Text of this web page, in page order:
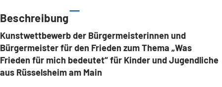
Beschreibung
Kunstwettbewerb der Bürgermeisterinnen und
Bürgermeister für den Frieden zum Thema „Was
Frieden für mich bedeutet“ für Kinder und Jugendliche
aus Rüsselsheim am Main